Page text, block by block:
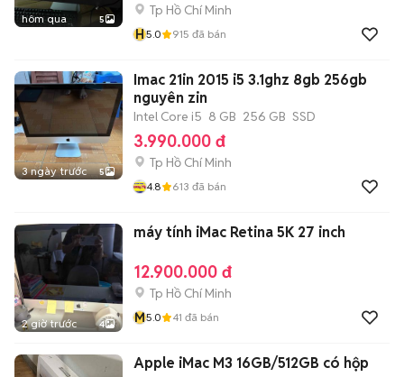
hôm qua 5
Tp Hồ Chí Minh
H5.0 915 đã bán
3 ngày trước 5
Imac 21in 2015 i5 3.1ghz 8gb 256gb
nguyên zin
Intel Core i5 8 GB 256 GB SSD
3.990.000 đ
Tp Hồ Chí Minh
4.8 613 đã bán
2 giờ trước 4
máy tính iMac Retina 5K 27 inch
12.900.000 đ
Tp Hồ Chí Minh
M5.0 41 đã bán
Apple iMac M3 16GB/512GB có hộp